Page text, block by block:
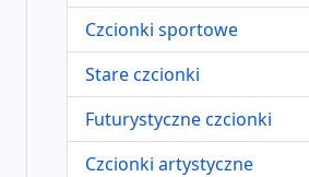
Czcionki sportowe
Stare czcionki
Futurystyczne czcionki
Czcionki artystyczne